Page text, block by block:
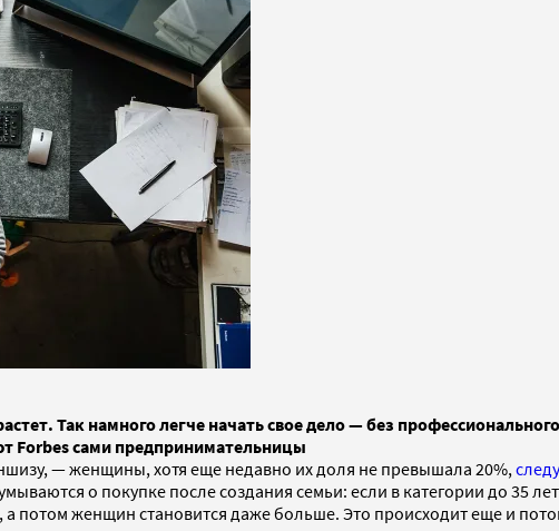
Так намного легче начать свое дело — без
Forbes сами предпринимательницы
— женщины, хотя еще недавно их доля не превышала 20%,
о покупке после создания семьи: если в категории до 35
потом женщин становится даже больше. Это происходит еще и